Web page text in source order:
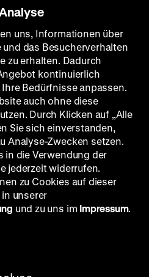
11.00-12.00 Uhr
(zzgl. Eintritt) 3,00 €
Zeitgenossinnen von
Die Führung gewährt
und politischen
Christa Wolf, Bärbel
der Biographien
Teil der
der DDR waren und
arbeiten konnten, wird das
uns, Informationen über
das Besucherverhalten
zu erhalten. Dadurch
kontinuierlich
Bedürfnisse anpassen.
auch ohne diese
Durch Klicken auf „Alle
Sie sich einverstanden,
Analyse-Zwecken setzen.
in die Verwendung der
jederzeit widerrufen.
zu Cookies auf dieser
unserer
und zu uns im Impressum.